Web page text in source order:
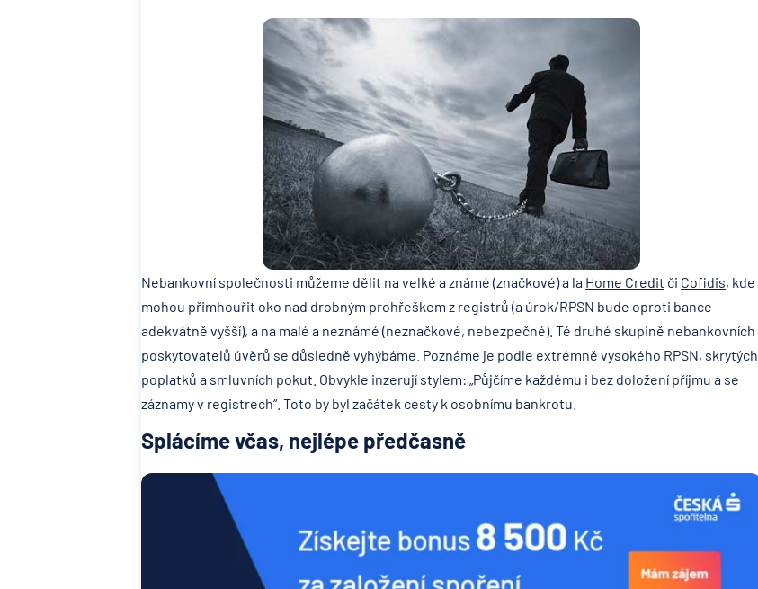
Nebankovní společnosti můžeme dělit na velké a známé (značkové) a la Home Credit či Cofidis, kde
mohou přimhouřit oko nad drobným prohřeškem z registrů (a úrok/RPSN bude oproti bance
adekvátně vyšší), a na malé a neznámé (neznačkové, nebezpečné). Té druhé skupině nebankovních
poskytovatelů úvěrů se důsledně vyhýbáme. Poznáme je podle extrémně vysokého RPSN, skrytých
poplatků a smluvních pokut. Obvykle inzerují stylem: „Půjčíme každému i bez doložení příjmu a se
záznamy v registrech“. Toto by byl začátek cesty k osobnímu bankrotu.
Splácíme včas, nejlépe předčasně